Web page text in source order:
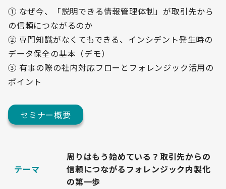
① なぜ今、「説明できる情報管理体制」が取引先から
の信頼につながるのか
② 専門知識がなくてもできる、インシデント発生時の
データ保全の基本（デモ）
③ 有事の際の社内対応フローとフォレンジック活用の
ポイント
セミナー概要
テーマ
周りはもう始めている？取引先からの
信頼につながるフォレンジック内製化
の第一歩